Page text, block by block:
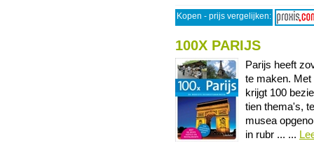
Kopen - prijs vergelijken:
100X PARIJS
Parijs heeft
te maken. Met
krijgt 100
tien thema's,
musea
in rubr ... ...